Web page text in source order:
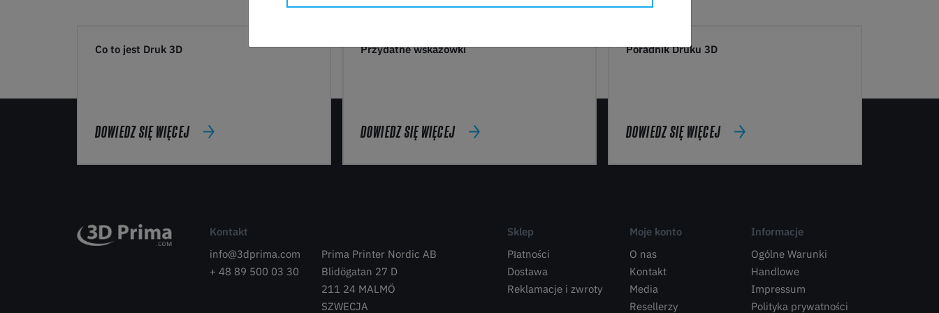
Co to jest Druk 3D
DOWIEDZ SIĘ WIĘCEJ
Przydatne wskazówki
DOWIEDZ SIĘ WIĘCEJ
Poradnik Druku 3D
DOWIEDZ SIĘ WIĘCEJ
Kontakt
info@3dprima.com
+ 48 89 500 03 30
Prima Printer Nordic AB
Blidögatan 27 D
211 24 MALMÖ
SZWECJA
Sklep
Płatności
Dostawa
Reklamacje i zwroty
Moje konto
O nas
Kontakt
Media
Resellerzy
Informacje
Ogólne Warunki
Handlowe
Impressum
Polityka prywatności